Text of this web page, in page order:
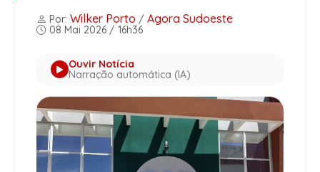
Por: Wilker Porto / Agora Sudoeste
08 Mai 2026 / 16h36
Ouvir Notícia
Narração automática (IA)